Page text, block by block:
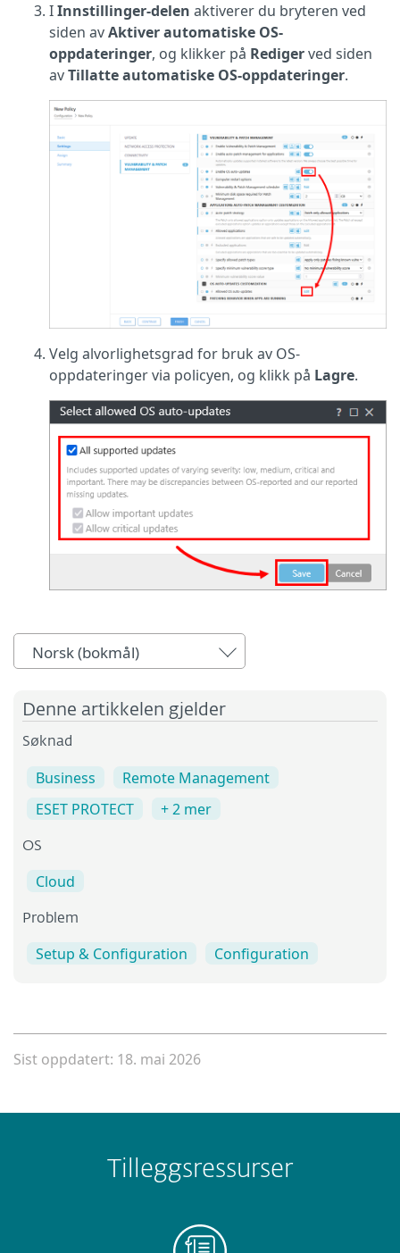
IInnstillinger-delen aktiverer du bryteren ved
siden avAktiver automatiske OS-
oppdateringer, og klikker på Redigerved siden
avTillatte automatiske OS-oppdateringer.
Velg alvorlighetsgrad for bruk av OS-
oppdateringer via policyen, og klikk på Lagre.
Norsk (bokmål)
Denne artikkelen gjelder
Søknad
Business
Remote Management
ESET PROTECT
+ 2 mer
OS
Cloud
Problem
Setup & Configuration Configuration
Sist oppdatert: 18. mai 2026
Tilleggsressurser